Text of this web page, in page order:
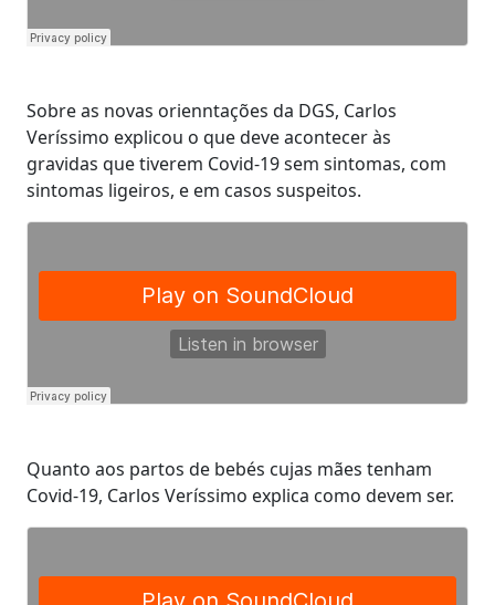
Sobre as novas orienntações da DGS, Carlos
Veríssimo explicou o que deve acontecer às
gravidas que tiverem Covid-19 sem sintomas, com
sintomas ligeiros, e em casos suspeitos.
Quanto aos partos de bebés cujas mães tenham
Covid-19, Carlos Veríssimo explica como devem ser.